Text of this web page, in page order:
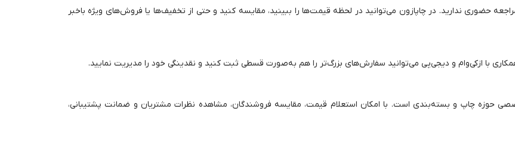
حضوری ندارید. در چاپازون می‌توانید در لحظه قیمت‌ها را ببینید، مقایسه کنید و حتی از تخفیف‌ها یا فروش‌های ویژه باخبر
با ازکی‌وام و دیجی‌پی می‌توانید سفارش‌های بزرگ‌تر را هم به‌صورت قسطی ثبت کنید و نقدینگی خود را مدیریت نمایید.
حوزه چاپ و بسته‌بندی است. با امکان استعلام قیمت، مقایسه فروشندگان، مشاهده نظرات مشتریان و ضمانت پشتیبانی،